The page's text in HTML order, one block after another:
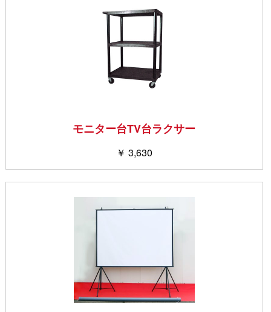
モニター台TV台ラクサー
￥ 3,630